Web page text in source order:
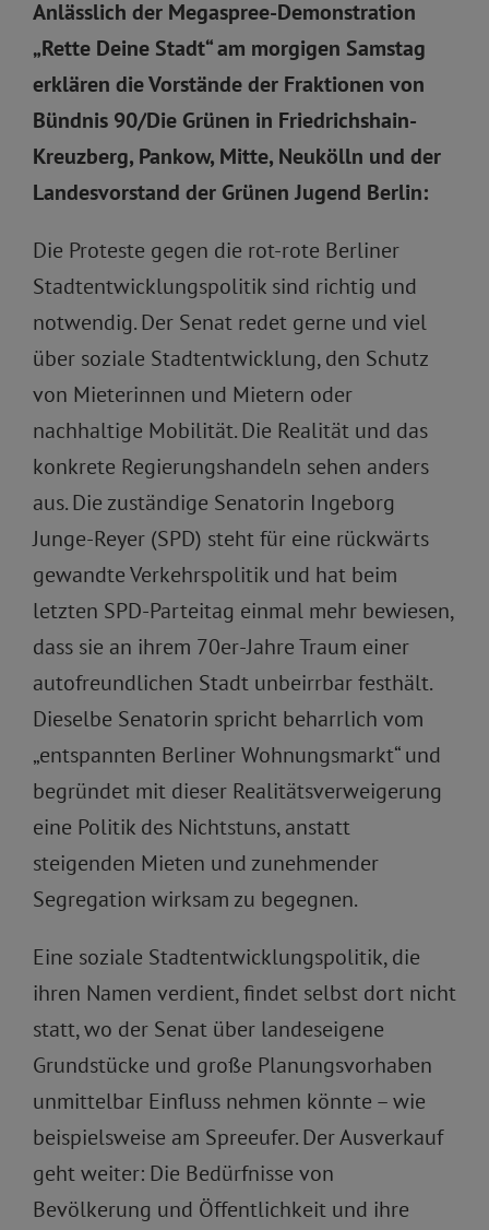
Anlässlich der Megaspree-Demonstration
„Rette Deine Stadt“ am morgigen Samstag
erklären die Vorstände der Fraktionen von
Bündnis 90/Die Grünen in Friedrichshain-
Kreuzberg, Pankow, Mitte, Neukölln und der
Landesvorstand der Grünen Jugend Berlin:
Die Proteste gegen die rot-rote Berliner
Stadtentwicklungspolitik sind richtig und
notwendig. Der Senat redet gerne und viel
über soziale Stadtentwicklung, den Schutz
von Mieterinnen und Mietern oder
nachhaltige Mobilität. Die Realität und das
konkrete Regierungshandeln sehen anders
aus. Die zuständige Senatorin Ingeborg
Junge-Reyer (SPD) steht für eine rückwärts
gewandte Verkehrspolitik und hat beim
letzten SPD-Parteitag einmal mehr bewiesen,
dass sie an ihrem 70er-Jahre Traum einer
autofreundlichen Stadt unbeirrbar festhält.
Dieselbe Senatorin spricht beharrlich vom
„entspannten Berliner Wohnungsmarkt“ und
begründet mit dieser Realitätsverweigerung
eine Politik des Nichtstuns, anstatt
steigenden Mieten und zunehmender
Segregation wirksam zu begegnen.
Eine soziale Stadtentwicklungspolitik, die
ihren Namen verdient, findet selbst dort nicht
statt, wo der Senat über landeseigene
Grundstücke und große Planungsvorhaben
unmittelbar Einfluss nehmen könnte – wie
beispielsweise am Spreeufer. Der Ausverkauf
geht weiter: Die Bedürfnisse von
Bevölkerung und Öffentlichkeit und ihre